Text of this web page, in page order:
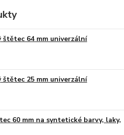
štětec 64 mm univerzální
štětec 25 mm univerzální
60 mm na syntetické barvy, laky,